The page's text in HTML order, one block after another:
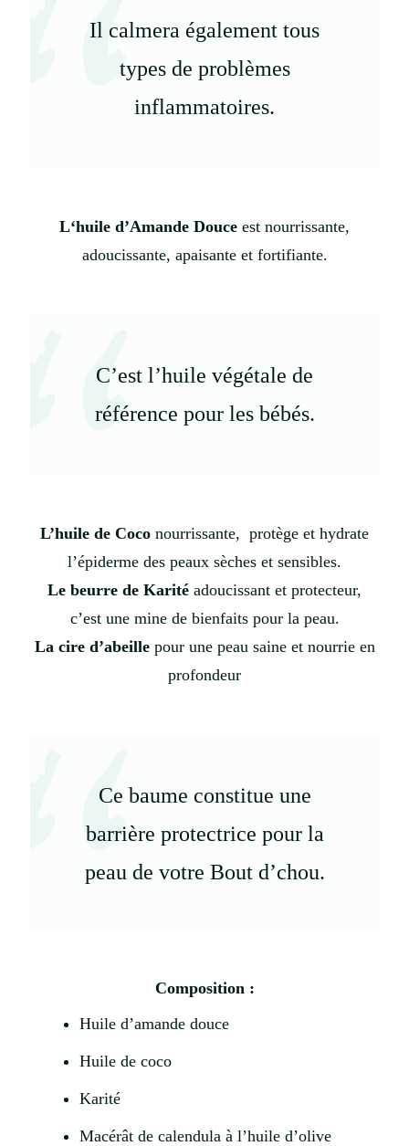
Il calmera également tous
types de problèmes
inflammatoires.
L‘huile d’Amande Douce est nourrissante,
adoucissante, apaisante et fortifiante.
C’est l’huile végétale de
référence pour les bébés.
L’huile de Coco nourrissante, protège et hydrate
l’épiderme des peaux sèches et sensibles.
Le beurre de Karité adoucissant et protecteur,
c’est une mine de bienfaits pour la peau.
La cire d’abeillepour une peau saine et nourrie en
profondeur
Ce baume constitue une
barrière protectrice pour la
peau de votre Bout d’chou.
Composition :
Huile d’amande douce
Huile de coco
Karité
Macérât de calendula à l’huile d’olive